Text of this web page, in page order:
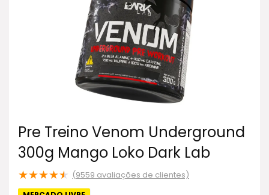
Pre Treino Venom Underground
300g Mango Loko Dark Lab
★★★★★ (9559 avaliações de clientes)